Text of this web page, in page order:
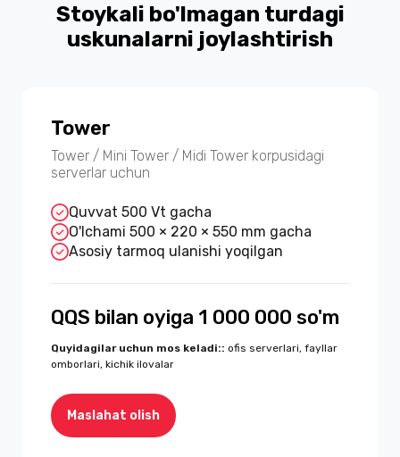
Stoykali bo'lmagan turdagi
uskunalarni joylashtirish
Tower
Tower / Mini Tower / Midi Tower korpusidagi
serverlar uchun
Quvvat 500 Vt gacha
O'lchami 500 × 220 × 550 mm gacha
Asosiy tarmoq ulanishi yoqilgan
QQS bilan oyiga 1 000 000 so'm
Quyidagilar uchun mos keladi:: ofis serverlari, fayllar
omborlari, kichik ilovalar
Maslahat olish